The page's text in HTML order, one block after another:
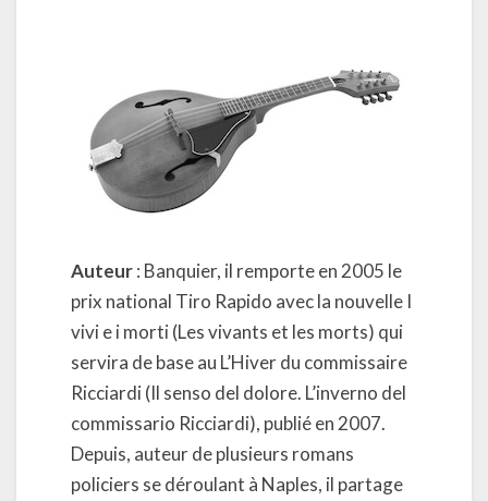
Auteur: Banquier, il remporte en 2005 le
prix national Tiro Rapido avec la nouvelle I
vivi e i morti (Les vivants et les morts) qui
servira de base au L’Hiver du commissaire
Ricciardi (Il senso del dolore. L’inverno del
commissario Ricciardi), publié en 2007.
Depuis, auteur de plusieurs romans
policiers se déroulant à Naples, il partage